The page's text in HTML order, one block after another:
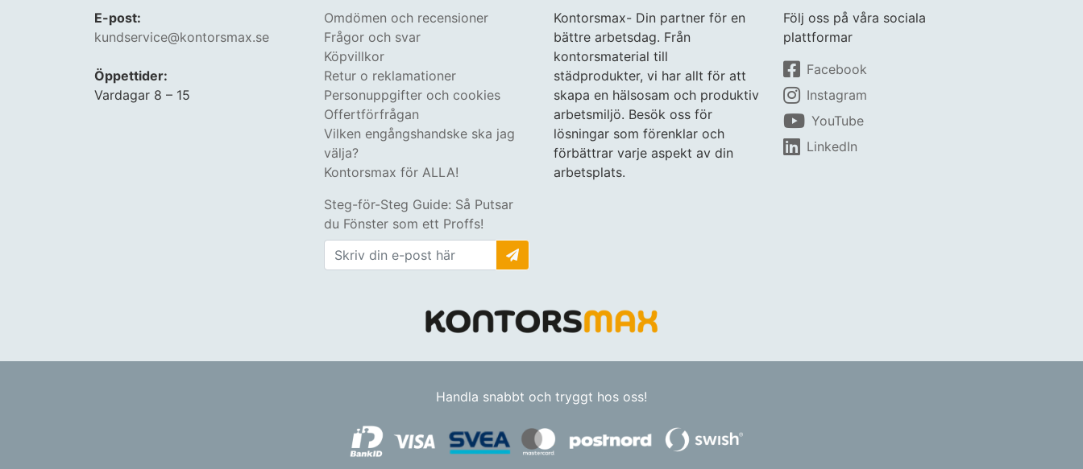
E-post:
kundservice@kontorsmax.se
Öppettider:
Vardagar 8 – 15
Omdömen och recensioner
Frågor och svar
Köpvillkor
Retur o reklamationer
Personuppgifter och cookies
Offertförfrågan
Vilken engångshandske ska jag
välja?
Kontorsmax för ALLA!
Steg-för-Steg Guide: Så Putsar
du Fönster som ett Proffs!
Kontorsmax- Din partner för en
bättre arbetsdag. Från
kontorsmaterial till
städprodukter, vi har allt för att
skapa en hälsosam och produktiv
arbetsmiljö. Besök oss för
lösningar som förenklar och
förbättrar varje aspekt av din
arbetsplats.
Följ oss på våra sociala
plattformar
Facebook
Instagram
YouTube
LinkedIn
Handla snabbt och tryggt hos oss!